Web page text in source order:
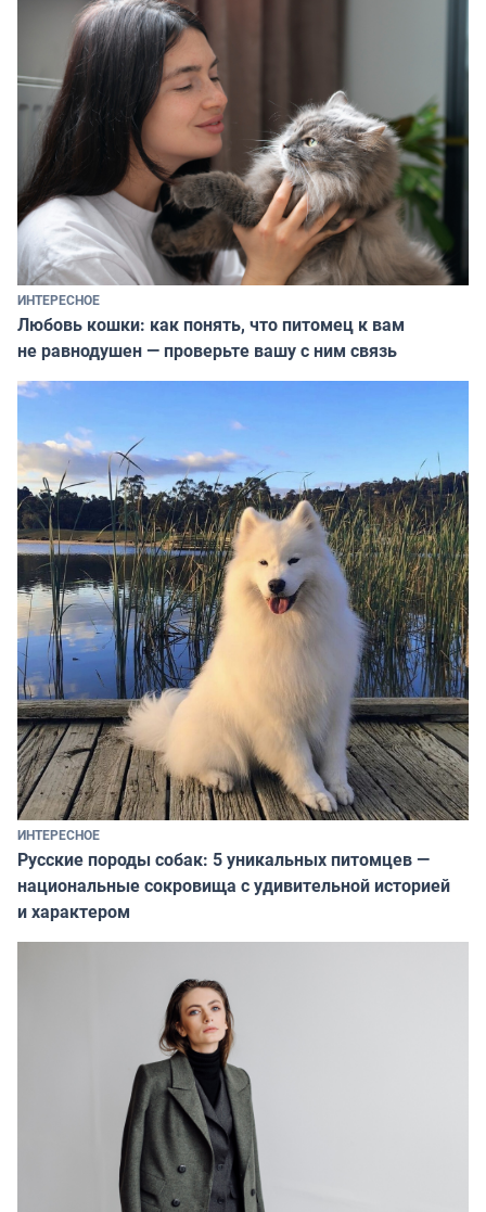
ИНТЕРЕСНОЕ
Любовь кошки: как понять, что питомец к вам
не равнодушен — проверьте вашу с ним связь
ИНТЕРЕСНОЕ
Русские породы собак: 5 уникальных питомцев —
национальные сокровища с удивительной историей
и характером